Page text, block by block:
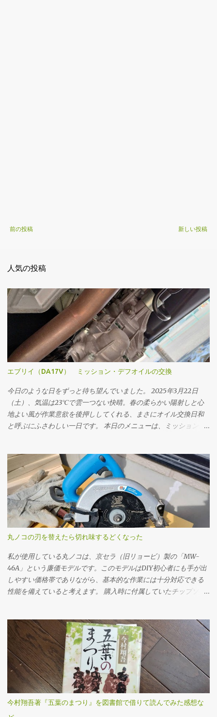
新しい投稿
前の投稿
人気の投稿
エブリイ（DA17V） ミッション・デフオイルの交換
今日のような日をずっと待ち望んでいました。 2025年3月22日
（土）、気温は23℃で雲一つない快晴。春の柔らかい陽射しと心
地よい風が作業意欲を後押ししてくれる、まさにオイル交換日和
と呼ぶにふさわしい一日です。 本日のメニューは、ミッションオ
グの改善はもちろん、長く付き合っていくためのメンテナンスと
しても重要な作業です。 まず取りかかったのはミッションオイル
の交換。 工具は10mmのドレンプラグソケットを使用。手順とし
ては、フィラープラグ → ドレンプラグ の順に外していきます。こ
れは必ず守るべき基本です。先にフィラープラグをはずさない
と、ドレンだけ抜いてしまった後でオイルを入れられない、クル
マを動かすことができないというトラブルになりかねません。 フ
ィラープラグを緩めるには、思いのほか力が必要でした。固着し
ていたのか、レンチに体重をかけるようにしてようやく回るとい
う状態でした。じっくり慎重にトルクをかけていきました。クル
マの下に潜っての作業なので、なかなか思うように力を入れられ
ません。 ドレンプラグの磁石にはかなりの鉄粉が付いてました
す。自転車用に買ったトルクレンチを久しぶりに使ってみまし
た。 ここ（フィラーも）は液体ガスケットを塗布する必要があり
ます。 このホルツの液体ガスケットを買いましたが、液体ガスケ
ット自体、初めて使用です。適当に指で付けました。 オイルの注
入は、この400ccオイル差しを使いました。注入口を火で炙って曲
げてあります。 エブリイ（MT/4WD）のミッションオイルは2.6ℓ
なので、ここにオイルを7回入れないといけません。とても面倒で
した。やはり灯油を入れるポンプなど、他の方法を考えた方が良
丸ノコの刃を替えたら切れ味するどくなった
私が使用している丸ノコは、京セラ（旧リョービ）製の「MW-
46A」という廉価モデルです。このモデルはDIY初心者にも手が出
しやすい価格帯でありながら、基本的な作業には十分対応できる
性能を備えていると考えます。 購入時に付属していたチップソー
も多少ささくれが残るものの、DIYレベルであれば許容範囲だろう
と感じていたのです。 ところが、使用を重ねるうちに、私は重大
なミスを経験することになります。特に初期の頃は、安全対策や
正しい使用方法に対する理解が浅く、いわゆる「キックバック
（材料や刃が跳ね返る現象）」を複数回起こしてしまいました。
丸ノコ本体が突然自分の方へ飛び出したり、切断中の木材がもの
すごい勢いで前方に吹き飛ぶなど、とても危険で恐ろしい思いを
しました。この経験がトラウマとなり、一時期は丸ノコの使用自
今村翔吾著『五葉のまつり』を図書館で借りて読んでみた感想な